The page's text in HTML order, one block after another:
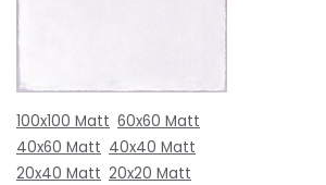
100x100 Matt 60x60 Matt
40x60 Matt 40x40 Matt
20x40 Matt 20x20 Matt